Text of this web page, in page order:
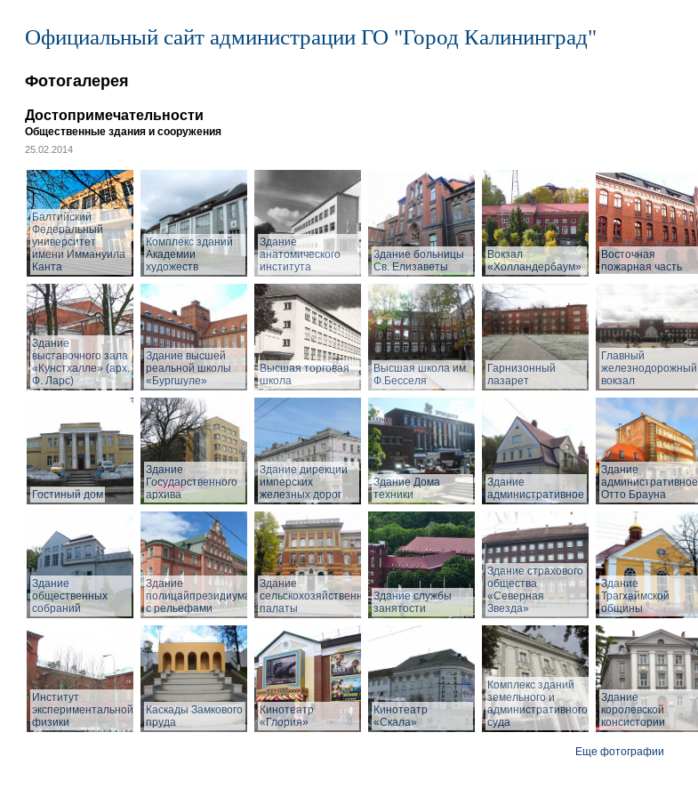
Официальный сайт администрации ГО "Город Калининград"
Фотогалерея
Достопримечательности
Общественные здания и сооружения
25.02.2014
Балтийский
Федеральный
университет
имени Иммануила
Канта
Комплекс зданий
Академии
художеств
Здание
анатомического
института
Здание больницы
Св. Елизаветы
Вокзал
«Холландербаум»
Восточная
пожарная часть
Здание
выставочного зала
«Кунстхалле» (арх.
Ф. Ларс)
Здание высшей
реальной школы
«Бургшуле»
Высшая торговая
школа
Высшая школа им.
Ф.Бесселя
Гарнизонный
лазарет
Главный
железнодорожный
вокзал
Гостиный дом
Здание
Государственного
архива
Здание дирекции
имперских
железных дорог
Здание Дома
техники
Здание
административное
Здание
административное
Отто Брауна
Здание
общественных
собраний
Здание
полицайпрезидиума
с рельефами
Здание
сельскохозяйственной
палаты
Здание службы
занятости
Здание страхового
общества
«Северная
Звезда»
Здание
Трагхаймской
общины
Институт
экспериментальной
физики
Каскады Замкового
пруда
Кинотеатр
«Глория»
Кинотеатр
«Скала»
Комплекс зданий
земельного и
административного
суда
Здание
королевской
консистории
Еще фотографии